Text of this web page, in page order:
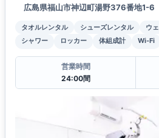
広島県福山市神辺町湯野376番地1-6
タオルレンタル シューズレンタル ウ
シャワー
ロッカー 体組成計 Wi-Fi
営業時間
24:00間